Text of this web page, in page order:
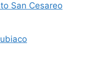
San Cesareo